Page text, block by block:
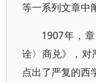
等一系列文章中
1907年，
诠〉商兑》，对
点出了严复的西